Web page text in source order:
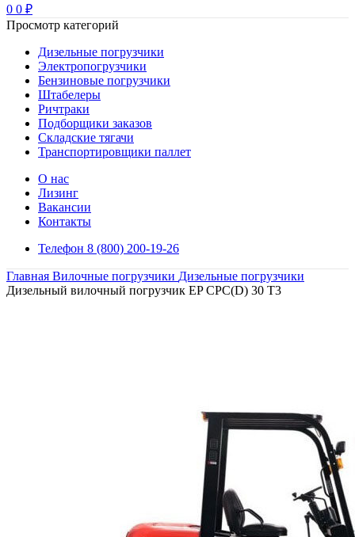
0 0 ₽
Просмотр категорий
Дизельные погрузчики
Электропогрузчики
Бензиновые погрузчики
Штабелеры
Ричтраки
Подборщики заказов
Складские тягачи
Транспортировщики паллет
О нас
Лизинг
Вакансии
Контакты
Телефон 8 (800) 200-19-26
Главная Вилочные погрузчики Дизельные погрузчики
Дизельный вилочный погрузчик EP CPC(D) 30 T3